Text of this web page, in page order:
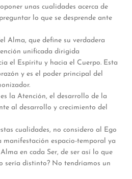
unas cualidades acerca de
lo que se desprende ante
Alma, que define su verdadera
unificada dirigida
el Espíritu y hacia el Cuerpo. Esta
y es el poder principal del
la Atención, el desarrollo de la
al desarrollo y crecimiento del
cualidades, no considero al Ego
manifestación espacio-temporal ya
en cada Ser, de ser así lo que
sería distinto? No tendríamos un